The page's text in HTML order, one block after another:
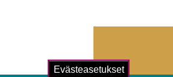
Evästeasetukset